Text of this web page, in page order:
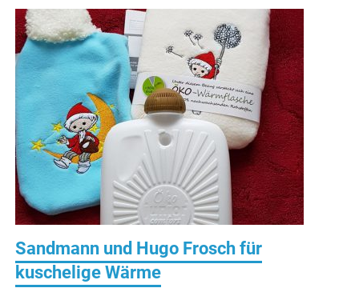
Sandmann und Hugo Frosch für
kuschelige Wärme